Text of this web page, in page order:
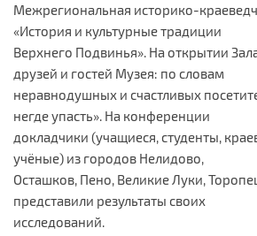
Межрегиональная историко-
«История и культурные традиции
Верхнего Подвинья». На открытии
друзей и гостей Музея: по словам
неравнодушных и счастливых
негде упасть». На конференции
докладчики (учащиеся, студенты,
учёные) из городов Нелидово,
Осташков, Пено, Великие Луки,
представили результаты своих
исследований.